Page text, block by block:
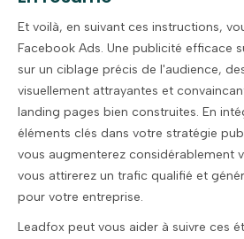
Et voilà, en suivant ces instructions,
Facebook Ads. Une publicité efficace
sur un ciblage précis de l'audience,
visuellement attrayantes et
landing pages bien construites. En
éléments clés dans votre stratégie
vous augmenterez considérablement
vous attirerez un trafic qualifié et
pour votre entreprise.
Leadfox peut vous aider à suivre ces